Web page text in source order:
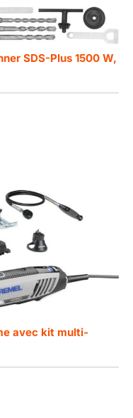
SDS-Plus 1500 W,
avec kit multi-